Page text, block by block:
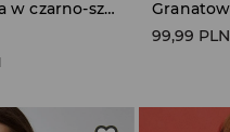
Rozpinana bluza w czarno-szare paski z kapturem i nitami
99,99 PLN